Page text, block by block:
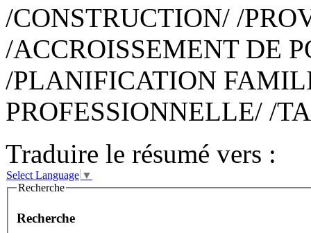
/CONSTRUCTION/ /
/ACCROISSEMENT DE
/PLANIFICATION
PROFESSIONNELLE/ /
Traduire le résumé vers :
Select Language ▼
Recherche
Recherche